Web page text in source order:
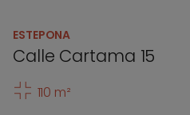
ESTEPONA
Calle Cartama 15
110 m²